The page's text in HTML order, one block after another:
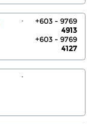
.
+603 - 9769
4913
+603 - 9769
4127
.